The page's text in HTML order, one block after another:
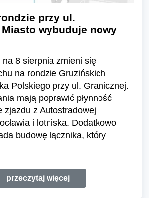
przy ul.
wybuduje nowy
8 sierpnia zmieni się
na rondzie Gruzińskich
Polskiego przy ul. Granicznej.
mają poprawić płynność
zjazdu z Autostradowej
i lotniska. Dodatkowo
budowę łącznika, który
przeczytaj więcej